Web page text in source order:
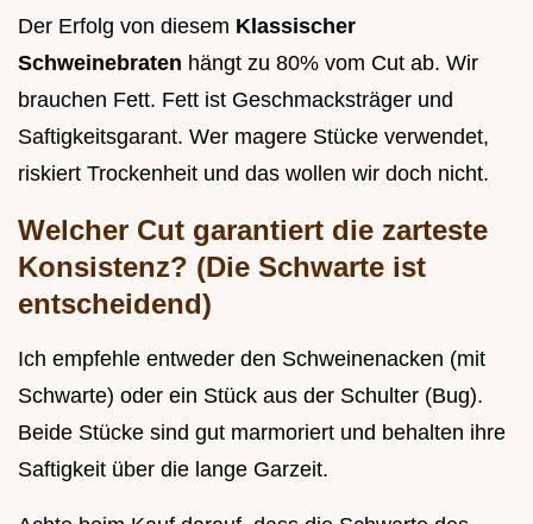
Der Erfolg von diesem Klassischer
Schweinebraten hängt zu 80% vom Cut ab. Wir
brauchen Fett. Fett ist Geschmacksträger und
Saftigkeitsgarant. Wer magere Stücke verwendet,
riskiert Trockenheit und das wollen wir doch nicht.
Welcher Cut garantiert die zarteste
Konsistenz? (Die Schwarte ist
entscheidend)
Ich empfehle entweder den Schweinenacken (mit
Schwarte) oder ein Stück aus der Schulter (Bug).
Beide Stücke sind gut marmoriert und behalten ihre
Saftigkeit über die lange Garzeit.